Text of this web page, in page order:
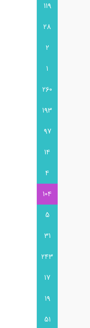
119
28
2
1
260
193
97
14
4
104
5
31
243
17
19
51